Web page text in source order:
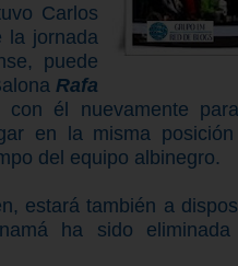
Carlos
la jornada
puede
Rafa
con él nuevamente
en la misma
del equipo albinegro.
estará también a
ha sido